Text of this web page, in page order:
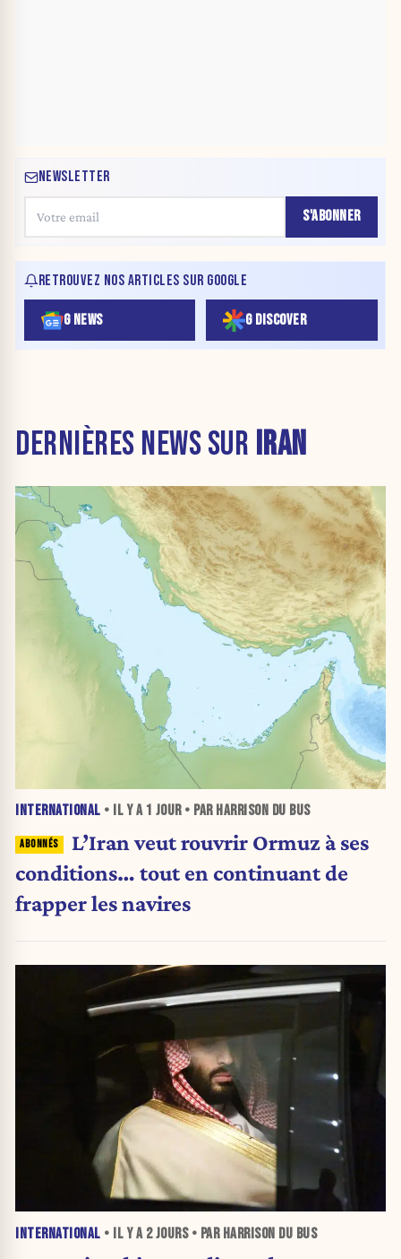
NEWSLETTER
S'ABONNER
RETROUVEZ NOS ARTICLES SUR GOOGLE
G NEWS G DISCOVER
DERNIÈRES NEWS SUR IRAN
INTERNATIONAL • IL Y A 1 JOUR• PAR HARRISON DU BUS
L’Iran veut rouvrir Ormuz à ses
conditions… tout en continuant de
frapper les navires
INTERNATIONAL • IL Y A 2 JOURS• PAR HARRISON DU BUS